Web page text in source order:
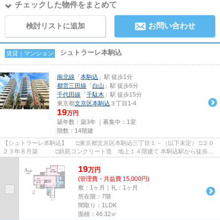
チェックした物件をまとめて
検討リストに追加 お問い合わせ
賃貸｜マンション シュトラーレ本駒込
南北線 「 本駒込 」駅 徒歩1分
都営三田線 「 白山 」駅 徒歩6分
千代田線 「 千駄木 」駅 徒歩15分
東京都文京区本駒込 ３丁目1-4
19万円
築年数：築3年 ｜募集中： 1室
階数：14階建
【シュトラーレ本駒込】 □東京都文京区本駒込三丁目１－（以下未定） □２０
２３年８月築 □鉄筋コンクリート造 地上１４階建て 本駒込駅から徒歩１
19万円
(管理費・共益費 15,000円)
敷：1ヶ月｜礼：1ヶ月
所在階：7階
間取り：1LDK
面積：46.32㎡